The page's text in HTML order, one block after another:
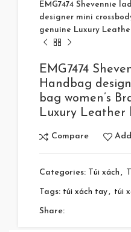
EMG7474 Shevennie
designer mini
genuine Luxury
EMG7474
Handbag
bag women’s
Luxury Leather
Compare
Categories: Túi xách ,
Tags: túi xách tay , túi
Share: